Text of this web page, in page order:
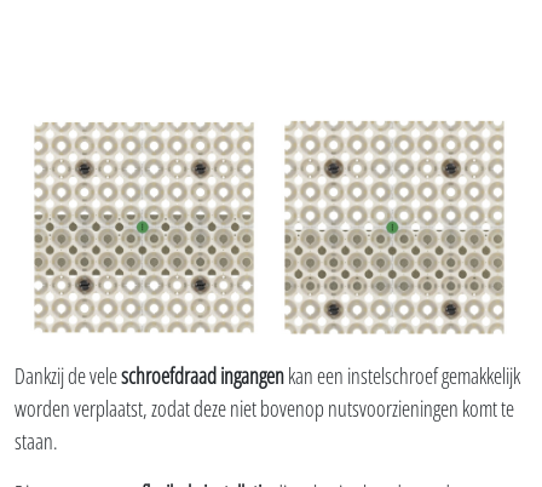
Dankzij de veleschroefdraad ingangenkan een instelschroef gemakkelijk
worden verplaatst, zodat deze niet bovenop nutsvoorzieningen komt te
staan.